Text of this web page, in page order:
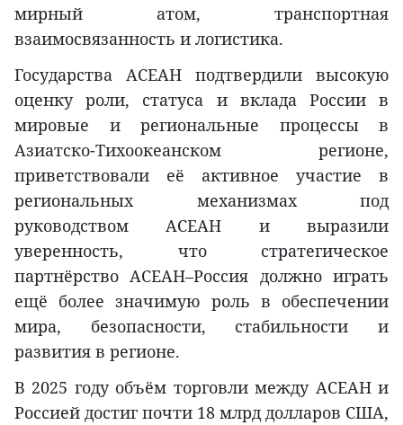
мирный атом, транспортная
взаимосвязанность и логистика.
Государства АСЕАН подтвердили высокую
оценку роли, статуса и вклада России в
мировые и региональные процессы в
Азиатско-Тихоокеанском регионе,
приветствовали её активное участие в
региональных механизмах под
руководством АСЕАН и выразили
уверенность, что стратегическое
партнёрство АСЕАН–Россия должно играть
ещё более значимую роль в обеспечении
мира, безопасности, стабильности и
развития в регионе.
В 2025 году объём торговли между АСЕАН и
Россией достиг почти 18 млрд долларов США,